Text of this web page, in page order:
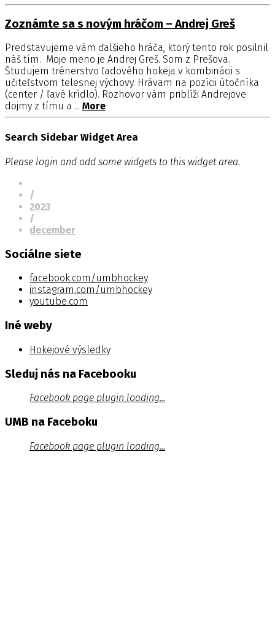
Zoznámte sa s novým hráčom – Andrej Greš
Predstavujeme vám ďalšieho hráča, ktorý tento rok posilnil
náš tím. Moje meno je Andrej Greš. Som z Prešova.
Študujem trénerstvo ľadového hokeja v kombinácii s
učiteľstvom telesnej výchovy. Hrávam na pozícii útočníka
(center / ľavé krídlo). Rozhovor vám priblíži Andrejove
dojmy z tímu a ... More
Search Sidebar Widget Area
Please login and add some widgets to this widget area.
/
2023
/
december
Sociálne siete
facebook.com/umbhockey
instagram.com/umbhockey
youtube.com
Iné weby
Hokejové výsledky
Sleduj nás na Facebooku
Facebook page plugin loading...
UMB na Faceboku
Facebook page plugin loading...